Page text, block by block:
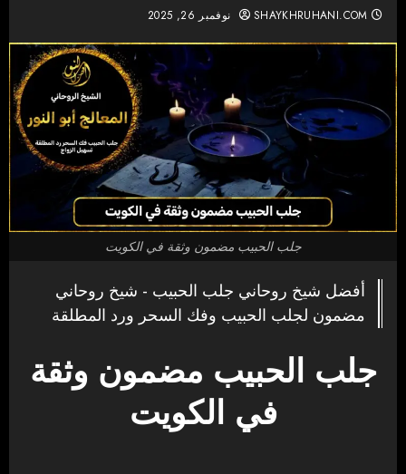
SHAYKHRUHANI.COM نوفمبر 26, 2025
جلب الحبيب مضمون وثقة في الكويت
أفضل شيخ روحاني جلب الحبيب - شيخ روحاني
مضمون لجلب الحبيب وفك السحر ورد المطلقة
جلب الحبيب مضمون وثقة
في الكويت